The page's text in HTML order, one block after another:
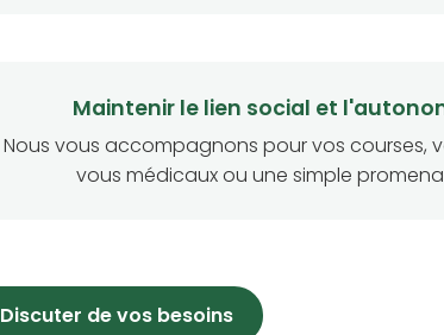
Maintenir le lien social et
Nous vous accompagnons pour vos courses,
vous médicaux ou une simple
Discuter de vos besoins